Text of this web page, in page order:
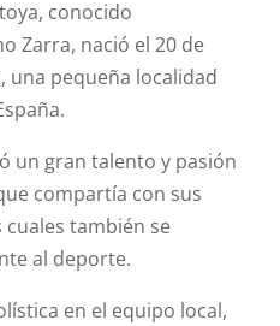
conocido
Zarra, nació el 20 de
una pequeña localidad
un gran talento y pasión
compartía con sus
también se
al deporte.
en el equipo local,